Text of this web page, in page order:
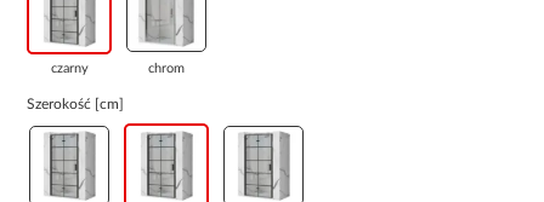
czarny chrom
Szerokość [cm]